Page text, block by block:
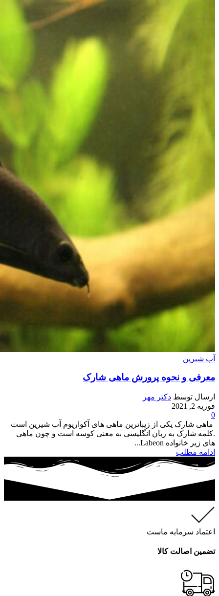
آب شیرین
معرفی و نحوه پرورش ماهی شارک
ارسال توسط دکتر مهر
فوریه 2, 2021
0
ماهی شارک یکی از زیباترین ماهی های آکواریوم آب شیرین است
.کلمه شارک به زبان انگلیسی به معنی کوسه است و چون ماهی
های زیر خانواده Labeon...
ادامه مطلب
اعتماد سرمایه ماست
تضمین اصالت کالا